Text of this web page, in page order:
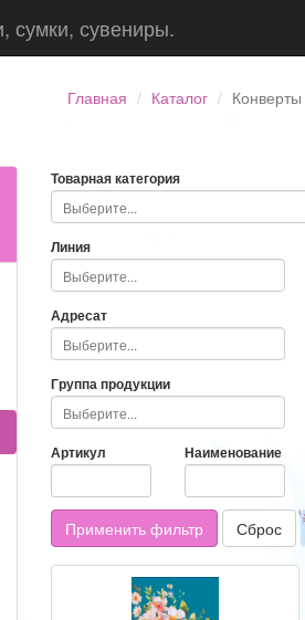
сумки, сувениры.
Главная Каталог
Товарная категория
Линия
Адресат
Группа продукции
Артикул Наименование
Применить фильтр Сброс